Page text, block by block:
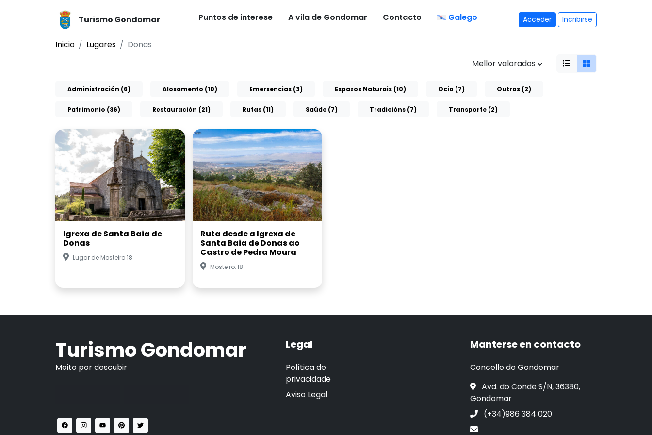
Turismo Gondomar Puntos de interese A vila de Gondomar Contacto Galego Acceder Incribirse
Inicio Lugares
Donas
Mellor valorados
Administración (6) Aloxamento (10) Emerxencias (3) Espazos Naturais (10) Ocio (7) Outros (2)
Patrimonio (36) Restauración (21) Rutas (11) Saúde (7) Tradicións (7) Transporte (2)
Igrexa de Santa Baia de
Donas
Lugar de Mosteiro 18
Ruta desde a Igrexa de
Santa Baia de Donas ao
Castro de Pedra Moura
Mosteiro, 18
Turismo Gondomar
Moito por descubir
Legal
Política de
privacidade
Aviso Legal
Manterse en contacto
Concello de Gondomar
Avd. do Conde S/N, 36380,
Gondomar
(+34)986 384 020